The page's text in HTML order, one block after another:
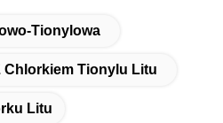
Tionylowa
Tionylu Litu
Litu